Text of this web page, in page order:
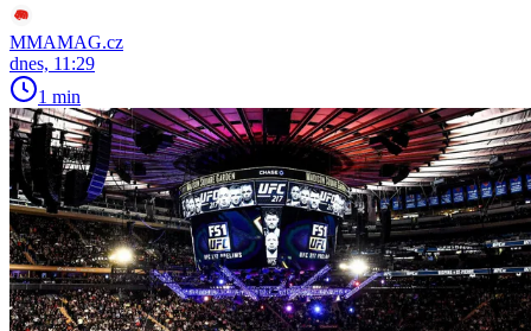
MMAMAG.cz
dnes, 11:29
1 min